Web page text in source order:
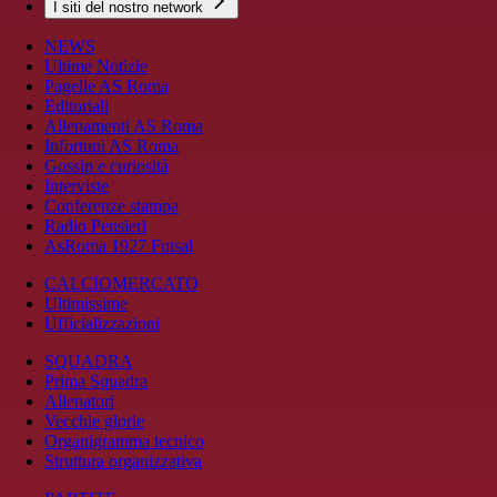
I siti del nostro network
NEWS
Ultime Notizie
Pagelle AS Roma
Editoriali
Allenamenti AS Roma
Infortuni AS Roma
Gossip e curiosità
Interviste
Conferenze stampa
Radio Pensieri
AsRoma 1927 Futsal
CALCIOMERCATO
Ultimissime
Ufficializzazioni
SQUADRA
Prima Squadra
Allenatori
Vecchie glorie
Organigramma tecnico
Struttura organizzativa